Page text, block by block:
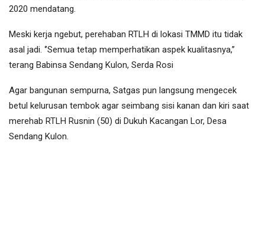
2020 mendatang.
Meski kerja ngebut, perehaban RTLH di lokasi TMMD itu tidak
asal jadi. ‘’Semua tetap memperhatikan aspek kualitasnya,’’
terang Babinsa Sendang Kulon, Serda Rosi
Agar bangunan sempurna, Satgas pun langsung mengecek
betul kelurusan tembok agar seimbang sisi kanan dan kiri saat
merehab RTLH Rusnin (50) di Dukuh Kacangan Lor, Desa
Sendang Kulon.